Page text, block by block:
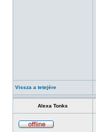
Vissza a tetejére
Alexa Tonks